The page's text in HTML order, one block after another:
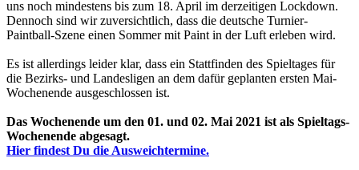
uns noch mindestens bis zum 18. April im derzeitigen Lockdown.
Dennoch sind wir zuversichtlich, dass die deutsche Turnier-
Paintball-Szene einen Sommer mit Paint in der Luft erleben wird.
Es ist allerdings leider klar, dass ein Stattfinden des Spieltages für
die Bezirks- und Landesligen an dem dafür geplanten ersten Mai-
Wochenende ausgeschlossen ist.
Das Wochenende um den 01. und 02. Mai 2021 ist als Spieltags-
Wochenende abgesagt.
Hier findest Du die Ausweichtermine.